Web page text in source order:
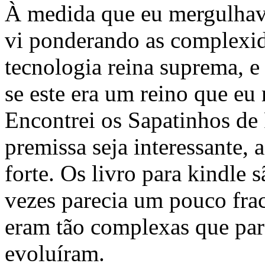
À medida que eu
vi ponderando as
tecnologia reina suprema,
se este era um reino que
Encontrei os Sapatinhos
premissa seja interessante,
forte. Os livro para kindle
vezes parecia um pouco
eram tão complexas que
evoluíram.